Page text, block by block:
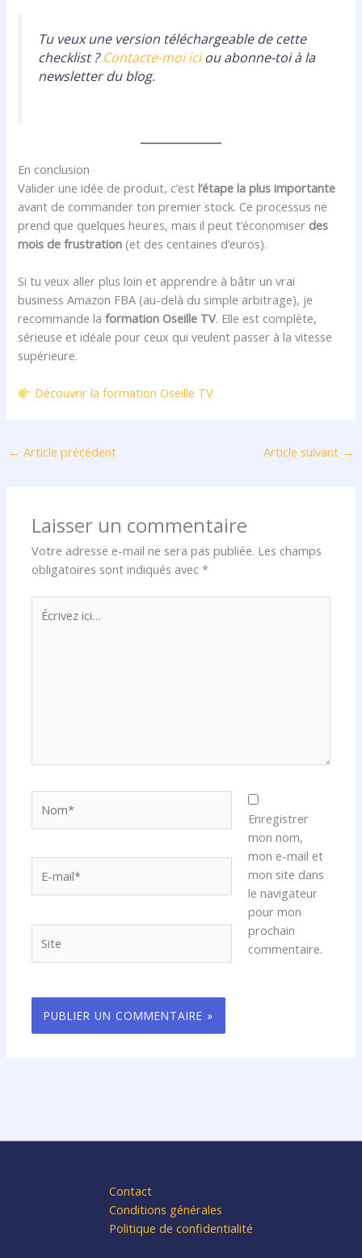
Tu veux une version téléchargeable de cette
checklist ?Contacte-moi iciou abonne-toi à la
newsletter du blog.
En conclusion
Valider une idée de produit, c’estl’étape la plus importante
avant de commander ton premier stock. Ce processus ne
prend que quelques heures, mais il peut t’économiser des
mois de frustration (et des centaines d’euros).
Si tu veux aller plus loin et apprendre à bâtir un vrai
business Amazon FBA (au-delà du simple arbitrage), je
recommande laformation Oseille TV. Elle est complète,
sérieuse et idéale pour ceux qui veulent passer à la vitesse
supérieure.
Découvrir la formation Oseille TV
← Article précédent Article suivant →
Laisser un commentaire
Votre adresse e-mail ne sera pas publiée. Les champs
obligatoires sont indiqués avec*
Écrivez
ici…
mail*
Enregistrer
mon nom,
mon e-mail et
mon site dans
le navigateur
pour mon
prochain
commentaire.
Contact
Conditions générales
Politique de confidentialité